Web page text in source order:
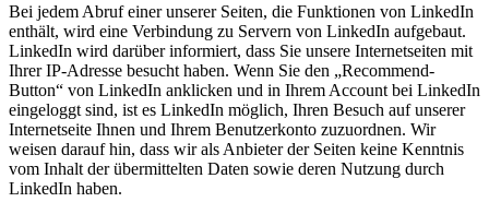
Bei jedem Abruf einer unserer Seiten, die Funktionen von LinkedIn
enthält, wird eine Verbindung zu Servern von LinkedIn aufgebaut.
LinkedIn wird darüber informiert, dass Sie unsere Internetseiten mit
Ihrer IP-Adresse besucht haben. Wenn Sie den „Recommend-
Button“ von LinkedIn anklicken und in Ihrem Account bei LinkedIn
eingeloggt sind, ist es LinkedIn möglich, Ihren Besuch auf unserer
Internetseite Ihnen und Ihrem Benutzerkonto zuzuordnen. Wir
weisen darauf hin, dass wir als Anbieter der Seiten keine Kenntnis
vom Inhalt der übermittelten Daten sowie deren Nutzung durch
LinkedIn haben.